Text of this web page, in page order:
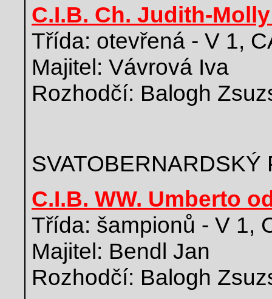
C.I.B. Ch. Judith-
Třída: otevřená - V 1,
Majitel: Vávrová Iva
Rozhodčí: Balogh
C.I.B. WW. Umberto
Třída: šampionů - V 1,
Majitel: Bendl Jan
Rozhodčí: Balogh